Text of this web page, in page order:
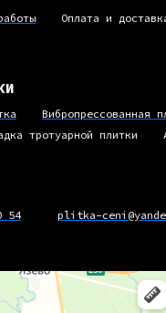
Оплата и
Вибропрессованная
тротуарной плитки
54 plitka-